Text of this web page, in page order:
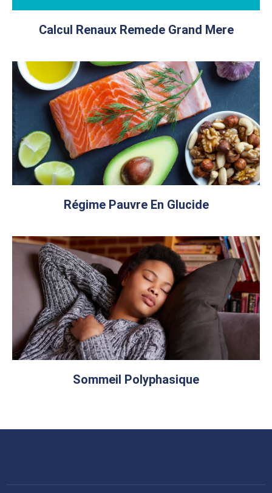
Calcul Renaux Remede Grand Mere
Régime Pauvre En Glucide
Sommeil Polyphasique